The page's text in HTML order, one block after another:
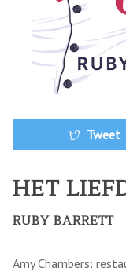
Tweet
HET
RUBY BARRETT
Amy Chambers: